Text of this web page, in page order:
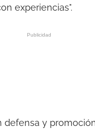
experiencias".
defensa y